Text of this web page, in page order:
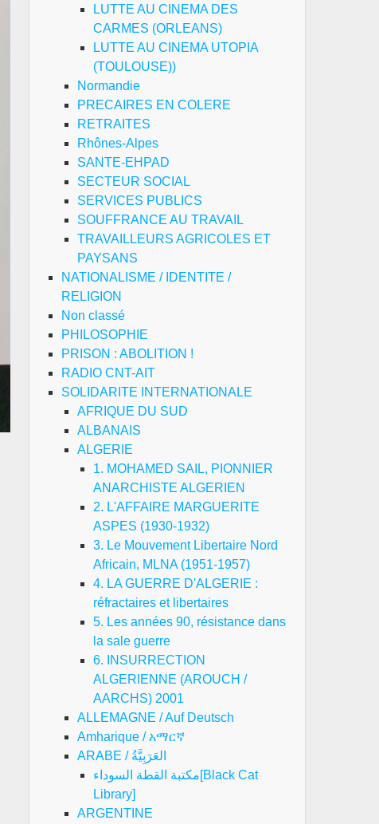
LUTTE AU CINEMA DES
CARMES (ORLEANS)
LUTTE AU CINEMA UTOPIA
(TOULOUSE))
Normandie
PRECAIRES EN COLERE
RETRAITES
Rhônes-Alpes
SANTE-EHPAD
SECTEUR SOCIAL
SERVICES PUBLICS
SOUFFRANCE AU TRAVAIL
TRAVAILLEURS AGRICOLES ET
PAYSANS
NATIONALISME / IDENTITE /
RELIGION
Non classé
PHILOSOPHIE
PRISON : ABOLITION !
RADIO CNT-AIT
SOLIDARITE INTERNATIONALE
AFRIQUE DU SUD
ALBANAIS
ALGERIE
1. MOHAMED SAIL, PIONNIER
ANARCHISTE ALGERIEN
2. L'AFFAIRE MARGUERITE
ASPES (1930-1932)
3. Le Mouvement Libertaire Nord
Africain, MLNA (1951-1957)
4. LA GUERRE D'ALGERIE :
réfractaires et libertaires
5. Les années 90, résistance dans
la sale guerre
6. INSURRECTION
ALGERIENNE (AROUCH /
AARCHS) 2001
ALLEMAGNE / Auf Deutsch
Amharique / አማርኛ
ARABE / العَرَبِيَّةُ
مكتبة القطة السوداء[Black Cat
Library]
ARGENTINE